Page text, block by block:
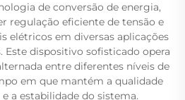
de conversão de energia,
regulação eficiente de tensão e
elétricos em diversas aplicações
Este dispositivo sofisticado opera
entre diferentes níveis de
em que mantém a qualidade
a estabilidade do sistema.